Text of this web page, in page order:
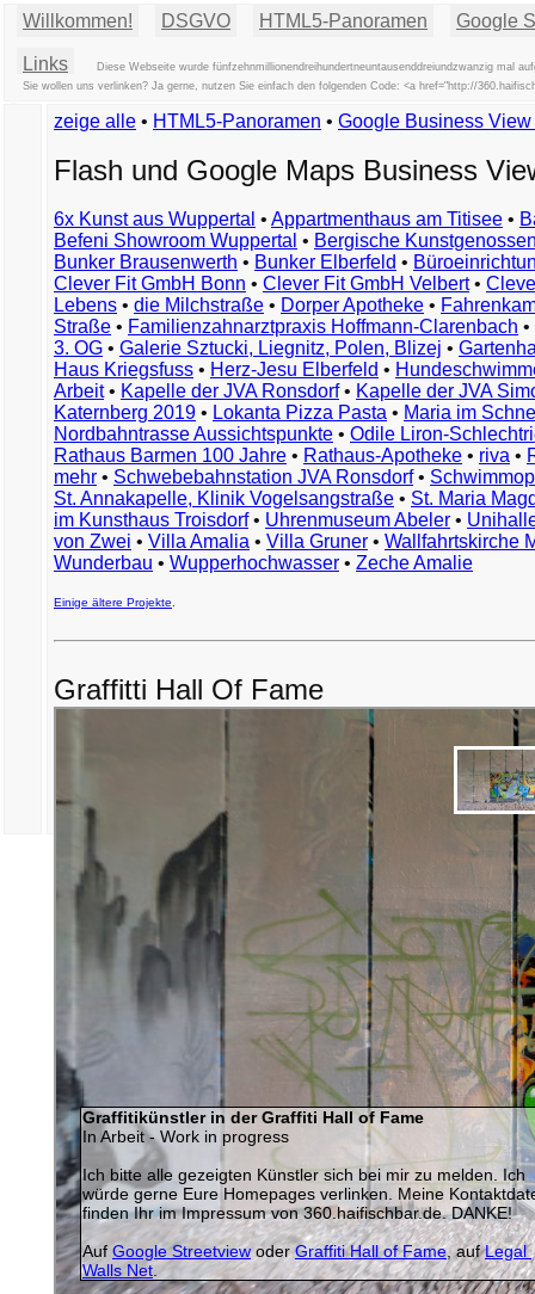
Willkommen! DSGVO HTML5-Panoramen Google
Links
Diese Webseite wurde fünfzehnmillionendreihundertneuntausenddreiundzwanzig mal
Sie wollen uns verlinken? Ja gerne, nutzen Sie einfach den folgenden Code: <a href="http://
zeige alle • HTML5-Panoramen • Google Business
Flash und Google Maps Business
6x Kunst aus Wuppertal • Appartmenthaus am Titisee •
Befeni Showroom Wuppertal • Bergische
Bunker Brausenwerth • Bunker Elberfeld •
Clever Fit GmbH Bonn • Clever Fit GmbH Velbert•
Lebens • die Milchstraße • Dorper Apotheke •
Straße • Familienzahnarztpraxis Hoffmann-Clarenbach •
3. OG • Galerie Sztucki, Liegnitz, Polen, Blizej •
Haus Kriegsfuss • Herz-Jesu Elberfeld •
Arbeit• Kapelle der JVA Ronsdorf• Kapelle der JVA
Katernberg 2019 • Lokanta Pizza Pasta • Maria im
Nordbahntrasse Aussichtspunkte • Odile Liron-
Rathaus Barmen 100 Jahre • Rathaus-Apotheke • riva •
mehr • Schwebebahnstation JVA Ronsdorf•
St. Annakapelle, Klinik Vogelsangstraße • St. Maria
im Kunsthaus Troisdorf• Uhrenmuseum Abeler •
von Zwei • Villa Amalia • Villa Gruner • Wallfahrtskirche
Wunderbau • Wupperhochwasser • Zeche Amalie
Einige ältere Projekte
Graffitti Hall Of Fame